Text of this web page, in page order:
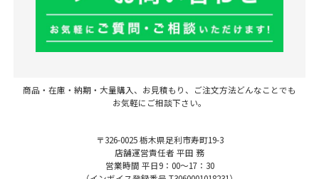
商品・在庫・納期・大量購入、お見積もり、ご注文方法どんなことでも
お気軽にご相談下さい。
〒326-0025 栃木県足利市寿町19-3
店舗運営責任者 平田 務
営業時間 平日9：00～17：30